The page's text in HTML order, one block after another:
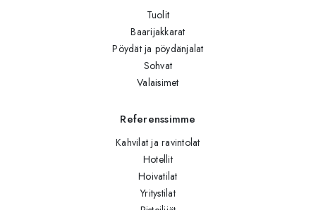
Tuolit
Baarijakkarat
Pöydät ja pöydänjalat
Sohvat
Valaisimet
Referenssimme
Kahvilat ja ravintolat
Hotellit
Hoivatilat
Yritystilat